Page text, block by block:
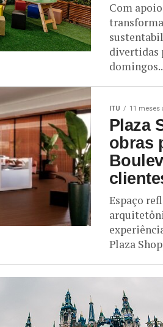
Com
divertidas
ITU 11 meses
Plaza
obras
Espaço
Plaza